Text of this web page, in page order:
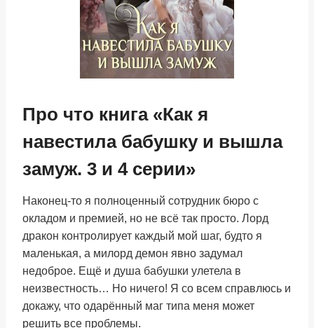
Про что книга «Как я
навестила бабушку и вышла
замуж. 3 и 4 серии»
Наконец-то я полноценный сотрудник бюро с
окладом и премией, но не всё так просто. Лорд
дракон контролирует каждый мой шаг, будто я
маленькая, а милорд демон явно задумал
недоброе. Ещё и душа бабушки улетела в
неизвестность… Но ничего! Я со всем справлюсь и
докажу, что одарённый маг типа меня может
решить все проблемы.